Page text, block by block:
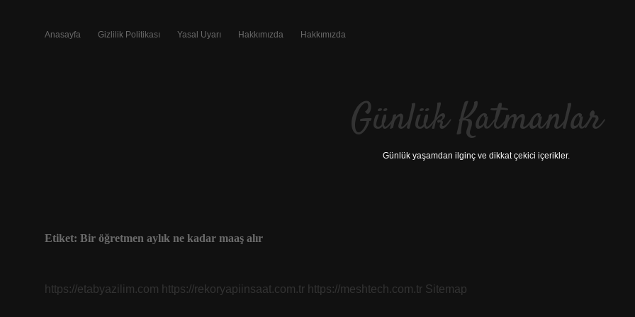
Anasayfa Gizlilik Politikası Yasal Uyarı Hakkımızda Hakkımızda
Günlük Katmanlar
Günlük yaşamdan ilginç ve dikkat çekici içerikler.
Etiket: Bir öğretmen aylık ne kadar maaş alır
https://etabyazilim.com https://rekoryapiinsaat.com.tr https://meshtech.com.tr Sitemap